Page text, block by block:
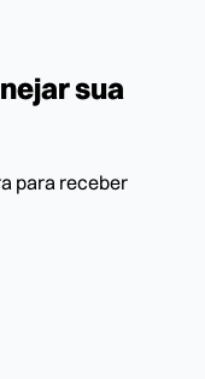
sua
para receber